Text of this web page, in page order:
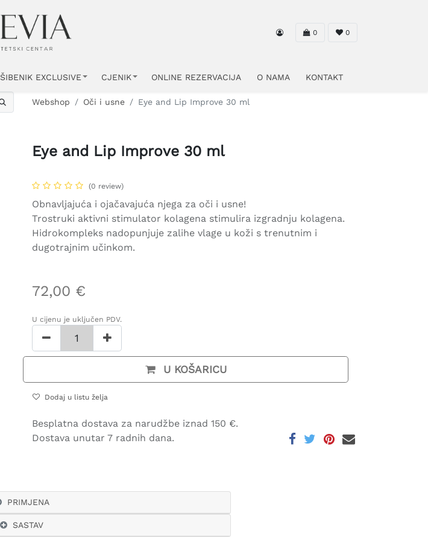
0 0
ŠIBENIK EXCLUSIVE CJENIK ONLINE REZERVACIJA O NAMA KONTAKT
Webshop Oči i usne Eye and Lip Improve 30 ml
Eye and Lip Improve 30 ml
(0 review)
Obnavljajuća i ojačavajuća njega za oči i usne!
Trostruki aktivni stimulator kolagena stimulira izgradnju kolagena.
Hidrokompleks nadopunjuje zalihe vlage u koži s trenutnim i
dugotrajnim učinkom.
72,00 €
U cijenu je uključen PDV.
U KOŠARICU
Dodaj u listu želja
Besplatna dostava za narudžbe iznad 150 €.
Dostava unutar 7 radnih dana.
PRIMJENA
SASTAV